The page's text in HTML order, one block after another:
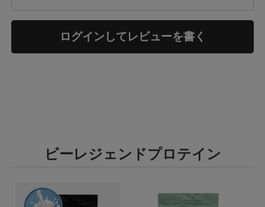
ログインしてレビューを書く
ビーレジェンドプロテイン